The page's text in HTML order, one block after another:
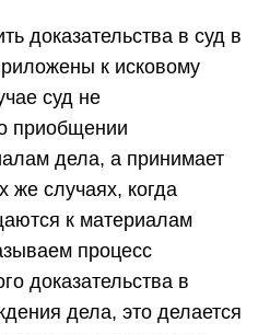
доказательства в суд в
к исковому
суд не
приобщении
дела, а принимает
же случаях, когда
к материалам
процесс
доказательства в
дела, это делается